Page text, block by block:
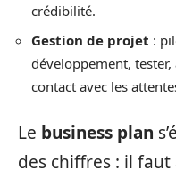
crédibilité.
Gestion de projet :
développement,
contact avec les
Le business plan
des chiffres : il